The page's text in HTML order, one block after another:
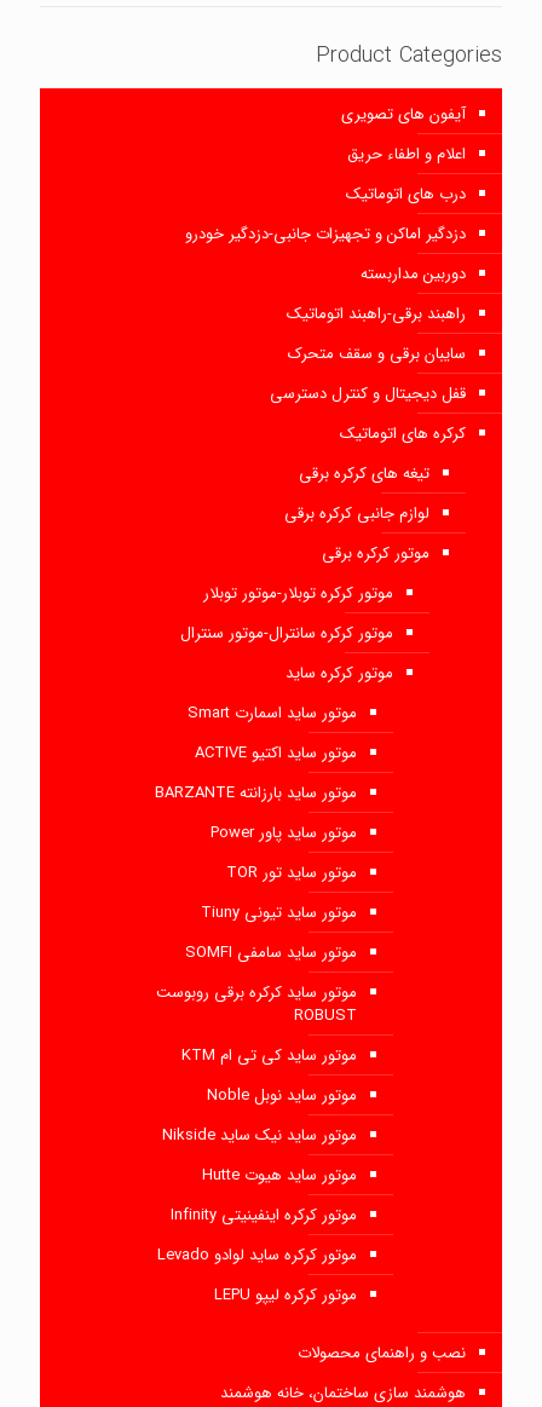
Product Categories
آیفون های تصویری
اعلام و اطفاء حریق
درب های اتوماتیک
دزدگیر اماکن و تجهیزات جانبی-دزدگیر خودرو
دوربین مداربسته
راهبند برقی-راهبند اتوماتیک
سایبان برقی و سقف متحرک
قفل دیجیتال و کنترل دسترسی
کرکره های اتوماتیک
تیغه های کرکره برقی
لوازم جانبی کرکره برقی
موتور کرکره برقی
موتور کرکره توبلار-موتور توبلار
موتور کرکره سانترال-موتور سنترال
موتور کرکره ساید
موتور ساید اسمارت Smart
موتور ساید اکتیو ACTIVE
موتور ساید بارزانته BARZANTE
موتور ساید پاور Power
موتور ساید تور TOR
موتور ساید تیونی Tiuny
موتور ساید سامفی SOMFI
موتور ساید کرکره برقی روبوست
ROBUST
موتور ساید کی تی ام KTM
موتور ساید نوبل Noble
موتور ساید نیک ساید Nikside
موتور ساید هیوت Hutte
موتور کرکره اینفینیتی Infinity
موتور کرکره ساید لوادو Levado
موتور کرکره لیپو LEPU
نصب و راهنمای محصولات
هوشمند سازی ساختمان، خانه هوشمند